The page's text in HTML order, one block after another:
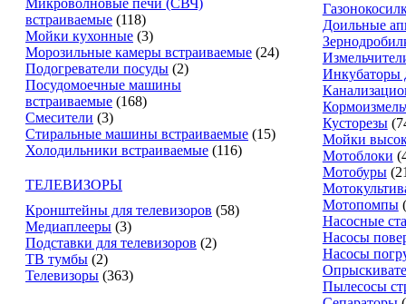
Микроволновые печи (СВЧ)
встраиваемые (118)
Мойки кухонные (3)
Морозильные камеры встраиваемые (24)
Подогреватели посуды (2)
Посудомоечные машины
встраиваемые (168)
Смесители (3)
Стиральные машины встраиваемые (15)
Холодильники встраиваемые (116)
ТЕЛЕВИЗОРЫ
Кронштейны для телевизоров (58)
Медиаплееры (3)
Подставки для телевизоров (2)
ТВ тумбы (2)
Телевизоры (363)
Доильные
Инкубаторы
Кусторезы
Мойки
Мотоблоки
Мотобуры
Мотопомпы
Насосные
Насосы
Насосы
Пылесосы